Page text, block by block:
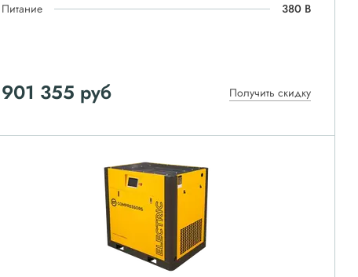
Питание
380 В
901 355 руб Получить скидку